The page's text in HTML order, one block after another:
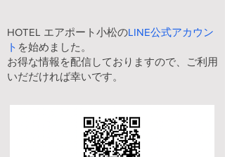
HOTEL エアポート小松のLINE公式アカウン
ト を始めました。
​お得な情報を配信しておりますので、ご利用
いだだければ幸いです。